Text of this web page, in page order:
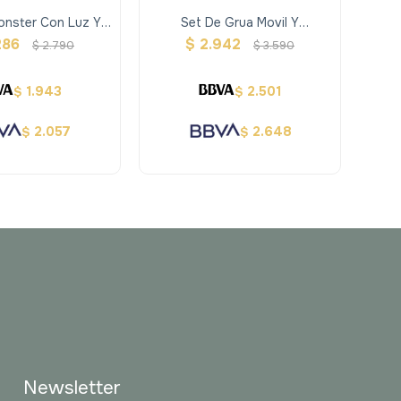
Con Luz Y
John Deere
$2.790
$ 1.943
$ 2.057
Set De Grua Movil Y
Contruccion
$ 2.942 $3.590
$ 2.501
$ 2.648
Newsletter